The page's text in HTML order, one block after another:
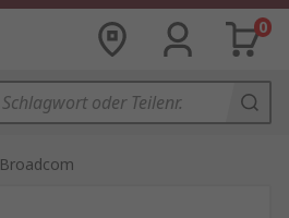
0
Broadcom